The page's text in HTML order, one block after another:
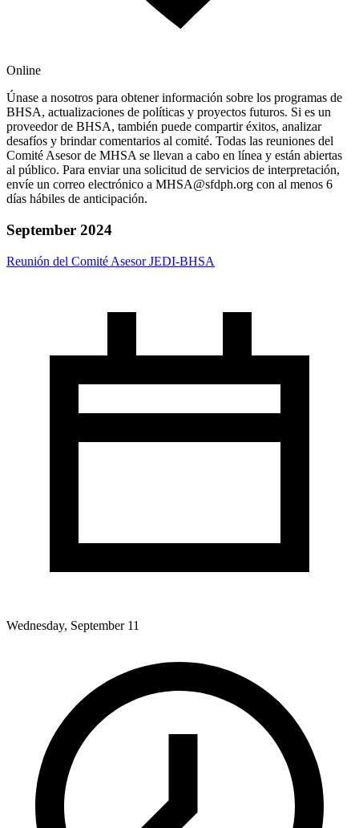
Online
Únase a nosotros para obtener información sobre los programas de
BHSA, actualizaciones de políticas y proyectos futuros. Si es un
proveedor de BHSA, también puede compartir éxitos, analizar
desafíos y brindar comentarios al comité. Todas las reuniones del
Comité Asesor de MHSA se llevan a cabo en línea y están abiertas
al público. Para enviar una solicitud de servicios de interpretación,
envíe un correo electrónico a MHSA@sfdph.org con al menos 6
días hábiles de anticipación.
September 2024
Reunión del Comité Asesor JEDI-BHSA
Wednesday, September 11